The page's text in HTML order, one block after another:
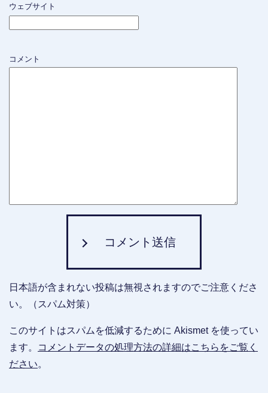
ウェブサイト
コメント
コメント送信
日本語が含まれない投稿は無視されますのでご注意くださ
い。（スパム対策）
このサイトはスパムを低減するために Akismet を使ってい
ます。
コメントデータの処理方法の詳細はこちらをご覧く
ださい。